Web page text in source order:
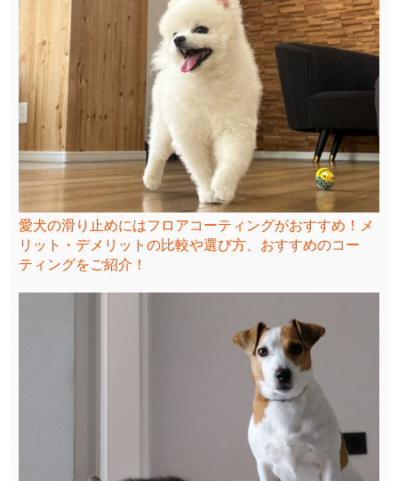
愛犬の滑り止めにはフロアコーティングがおすすめ！メ
リット・デメリットの比較や選び方、おすすめのコー
ティングをご紹介！